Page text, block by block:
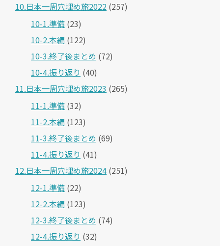
10.日本一周穴埋め旅2022 (257)
10-1.準備 (23)
10-2.本編 (122)
10-3.終了後まとめ (72)
10-4.振り返り (40)
11.日本一周穴埋め旅2023 (265)
11-1.準備 (32)
11-2.本編 (123)
11-3.終了後まとめ (69)
11-4.振り返り (41)
12.日本一周穴埋め旅2024 (251)
12-1.準備 (22)
12-2.本編 (123)
12-3.終了後まとめ (74)
12-4.振り返り (32)